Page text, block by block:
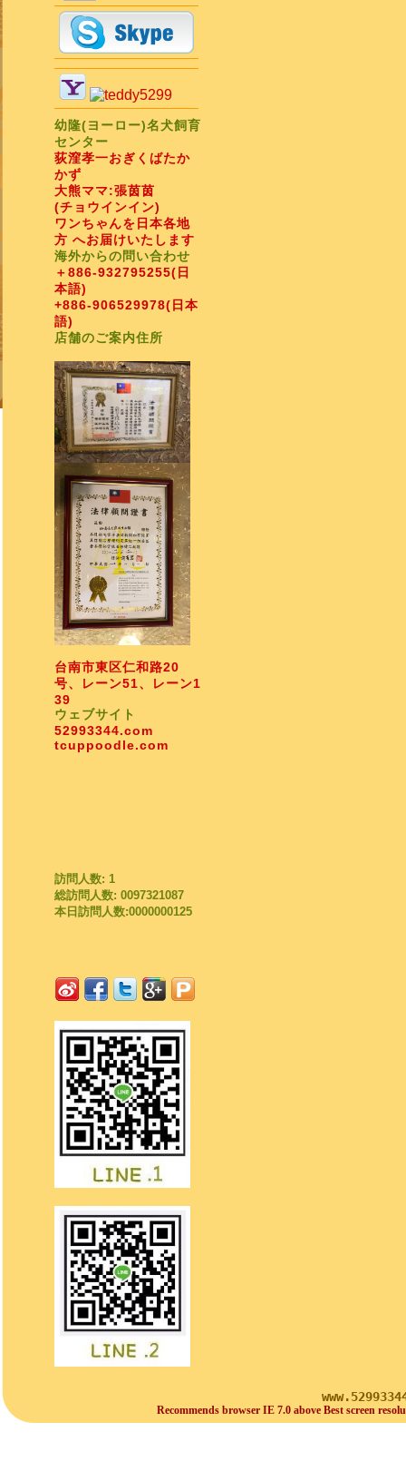
幼隆(ヨーロー)名犬飼育
センター
荻漥孝一おぎくばたか
かず
大熊ママ:張茵茵
(チョウインイン)
ワンちゃんを日本各地
方 へお届けいたします
海外からの問い合わせ
＋886-932795255(日
本語)
+886-906529978(日本
語)
店舗のご案内住所
台南市東区仁和路20
号、レーン51、レーン1
39
ウェブサイト
52993344.com
tcuppoodle.com
訪問人数: 1
総訪問人数: 0097321087
本日訪問人数:0000000125
Recommends browser IE 7.0 above Best screen